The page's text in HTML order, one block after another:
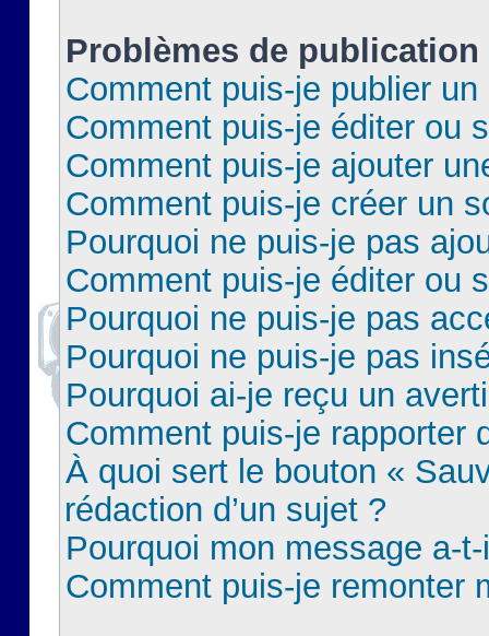
Problèmes de publication
Comment puis-je publier
Comment puis-je éditer ou
Comment puis-je ajouter
Comment puis-je créer un
Pourquoi ne puis-je pas
Comment puis-je éditer ou
Pourquoi ne puis-je pas
Pourquoi ne puis-je pas
Pourquoi ai-je reçu un
Comment puis-je rapporter
À quoi sert le bouton «
rédaction d’un sujet ?
Pourquoi mon message a-
Comment puis-je remonter